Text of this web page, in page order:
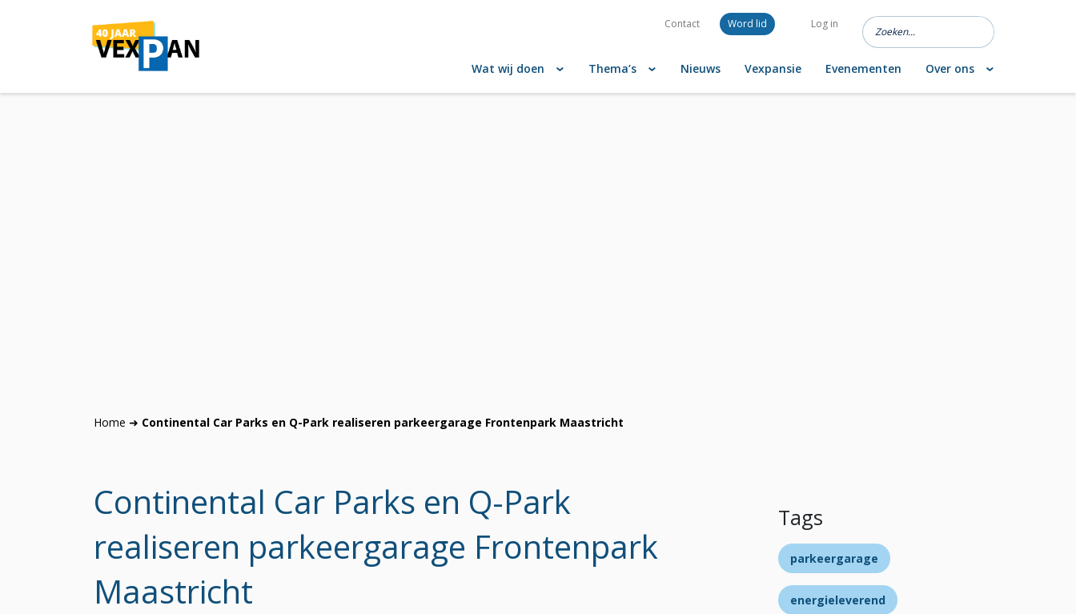
Contact Word lid Log in
Wat wij doen Thema’s Nieuws Vexpansie Evenementen Over ons
Home ➜ Continental Car Parks en Q-Park realiseren parkeergarage Frontenpark Maastricht
Continental Car Parks en Q-Park
realiseren parkeergarage Frontenpark
Maastricht
Tags
parkeergarage
energieleverend